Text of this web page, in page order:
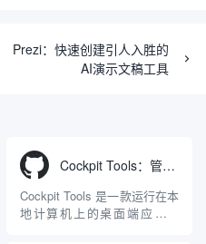
Prezi：快速创建引人入胜的
AI演示文稿工具
Cockpit Tools：管理多个AI编程IDE账号与配置多开独立实例的本地桌面应用
Cockpit Tools 是一款运行在本
地计算机上的桌面端应用程